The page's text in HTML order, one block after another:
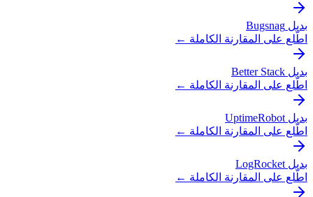
بديل Bugsnag
اطّلع على المقارنة الكاملة ←
بديل Better Stack
اطّلع على المقارنة الكاملة ←
بديل UptimeRobot
اطّلع على المقارنة الكاملة ←
بديل LogRocket
اطّلع على المقارنة الكاملة ←